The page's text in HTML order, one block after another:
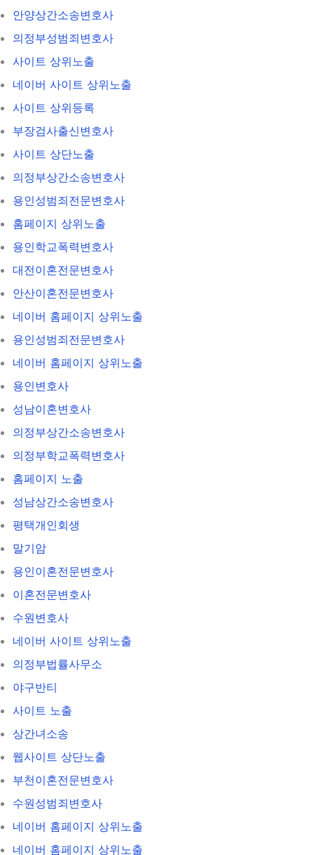
안양상간소송변호사
의정부성범죄변호사
사이트 상위노출
네이버 사이트 상위노출
사이트 상위등록
부장검사출신변호사
사이트 상단노출
의정부상간소송변호사
용인성범죄전문변호사
홈페이지 상위노출
용인학교폭력변호사
대전이혼전문변호사
안산이혼전문변호사
네이버 홈페이지 상위노출
용인성범죄전문변호사
네이버 홈페이지 상위노출
용인변호사
성남이혼변호사
의정부상간소송변호사
의정부학교폭력변호사
홈페이지 노출
성남상간소송변호사
평택개인회생
말기암
용인이혼전문변호사
이혼전문변호사
수원변호사
네이버 사이트 상위노출
의정부법률사무소
야구반티
사이트 노출
상간녀소송
웹사이트 상단노출
부천이혼전문변호사
수원성범죄변호사
네이버 홈페이지 상위노출
네이버 홈페이지 상위노출